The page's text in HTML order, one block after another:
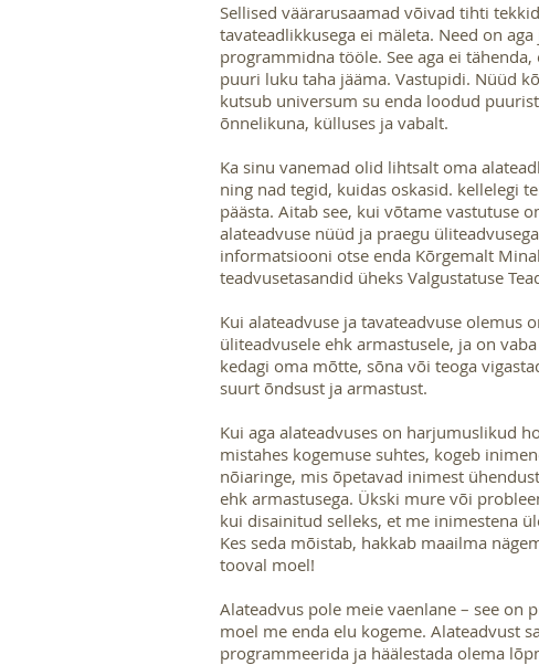
Sellised väärarusaamad võivad tihti
tavateadlikkusega ei mäleta. Need on
programmidna tööle. See aga ei
puuri luku taha jääma. Vastupidi. Nüüd
kutsub universum su enda loodud
õnnelikuna, külluses ja vabalt.
Ka sinu vanemad olid lihtsalt oma
ning nad tegid, kuidas oskasid. kellelegi
päästa. Aitab see, kui võtame vastutuse
alateadvuse nüüd ja praegu
informatsiooni otse enda Kõrgemalt
teadvusetasandid üheks Valgustatuse
Kui alateadvuse ja tavateadvuse olemus
üliteadvusele ehk armastusele, ja on
kedagi oma mõtte, sõna või teoga
suurt õndsust ja armastust.
Kui aga alateadvuses on harjumuslikud
mistahes kogemuse suhtes, kogeb
nõiaringe, mis õpetavad inimest
ehk armastusega. Ükski mure või
kui disainitud selleks, et me inimestena
Kes seda mõistab, hakkab maailma
tooval moel!
Alateadvus pole meie vaenlane – see on
moel me enda elu kogeme. Alateadvust
programmeerida ja häälestada olema